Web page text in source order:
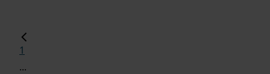
1
...